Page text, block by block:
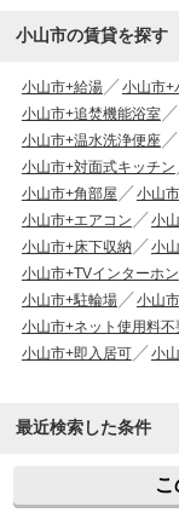
小山市の賃貸を探す
小山市+給湯 小山市+
小山市+追焚機能浴室
小山市+温水洗浄便座
小山市+対面式キッチン
小山市+角部屋
小山
小山市+エアコン
小
小山市+床下収納
小
小山市+TVインターホン
小山市+駐輪場
小山
小山市+ネット使用料不
小山市+即入居可
小
最近検索した条件